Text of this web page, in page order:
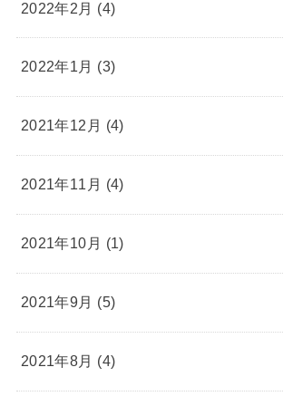
2022年2月 (4)
2022年1月 (3)
2021年12月 (4)
2021年11月 (4)
2021年10月 (1)
2021年9月 (5)
2021年8月 (4)